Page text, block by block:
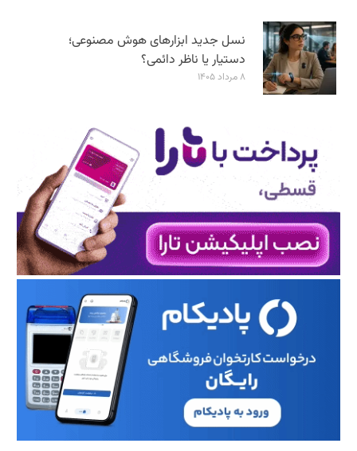
نسل جدید ابزارهای هوش مصنوعی؛
دستیار یا ناظر دائمی؟
۸ مرداد ۱۴۰۵